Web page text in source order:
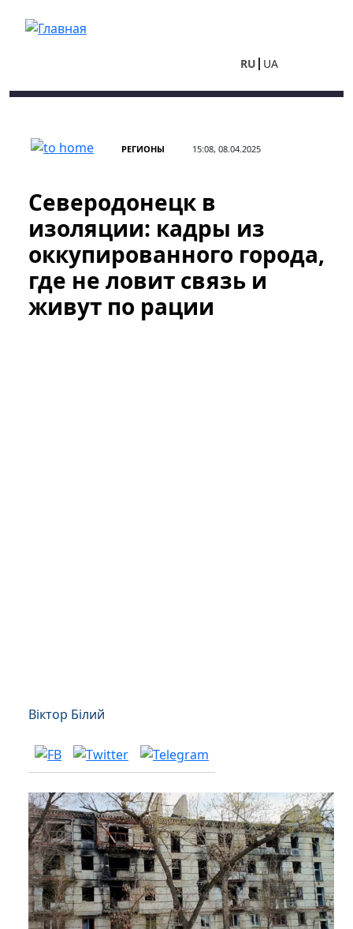
RU UA
РЕГИОНЫ 15:08, 08.04.2025
Северодонецк в
изоляции: кадры из
оккупированного города,
где не ловит связь и
живут по рации
Віктор Білий